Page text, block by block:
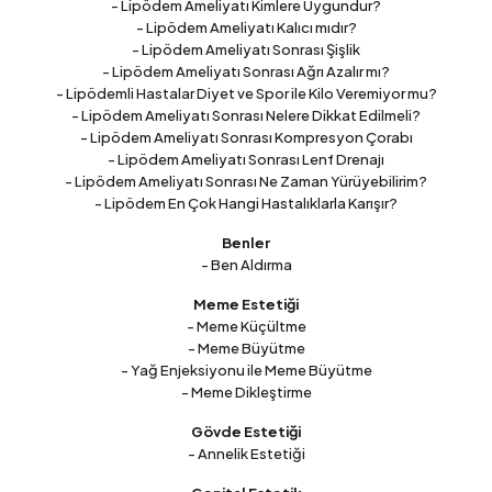
- Lipödem Ameliyatı Kimlere Uygundur?
- Lipödem Ameliyatı Kalıcı mıdır?
- Lipödem Ameliyatı Sonrası Şişlik
- Lipödem Ameliyatı Sonrası Ağrı Azalır mı?
- Lipödemli Hastalar Diyet ve Spor ile Kilo Veremiyor mu?
- Lipödem Ameliyatı Sonrası Nelere Dikkat Edilmeli?
- Lipödem Ameliyatı Sonrası Kompresyon Çorabı
- Lipödem Ameliyatı Sonrası Lenf Drenajı
- Lipödem Ameliyatı Sonrası Ne Zaman Yürüyebilirim?
- Lipödem En Çok Hangi Hastalıklarla Karışır?
Benler
- Ben Aldırma
Meme Estetiği
- Meme Küçültme
- Meme Büyütme
- Yağ Enjeksiyonu ile Meme Büyütme
- Meme Dikleştirme
Gövde Estetiği
- Annelik Estetiği